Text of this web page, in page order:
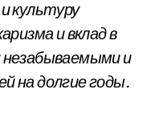
культуру
и вклад в
незабываемыми и
на долгие годы.